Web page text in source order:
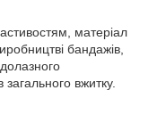
матеріал
бандажів,
вжитку.